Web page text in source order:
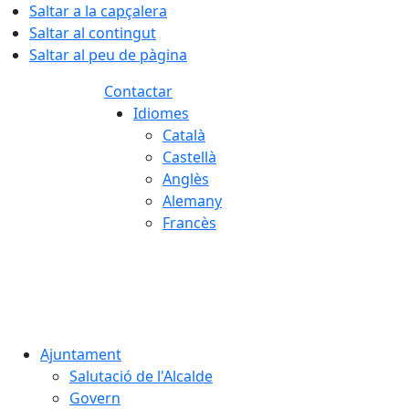
Saltar a la capçalera
Saltar al contingut
Saltar al peu de pàgina
Contactar
Idiomes
Català
Castellà
Anglès
Alemany
Francès
Ajuntament
Salutació de l'Alcalde
Govern